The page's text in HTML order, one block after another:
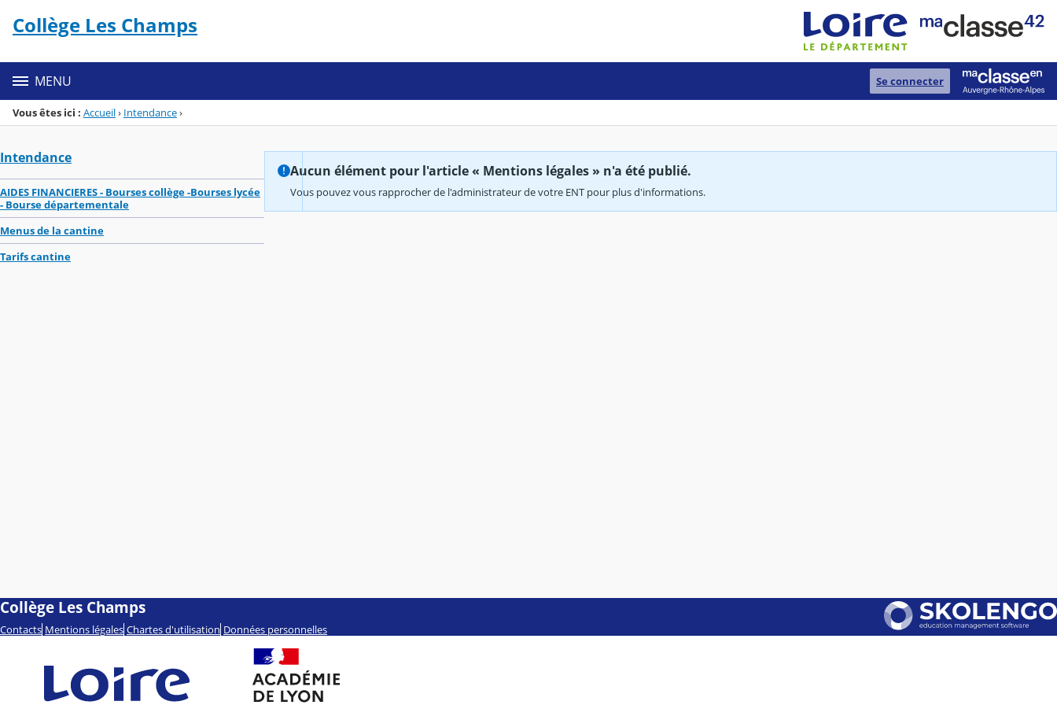
Menu de la rubrique
Contenu
Collège Les Champs
MENU Se connecter
Vous êtes ici : Accueil› Intendance›
Intendance
AIDES FINANCIERES - Bourses collège -Bourses lycée
- Bourse départementale
Menus de la cantine
Tarifs cantine
Aucun élément pour l'article « Mentions légales » n'a été publié.
Vous pouvez vous rapprocher de l'administrateur de votre ENT pour plus d'informations.
Collège Les Champs
Contacts Mentions légales Chartes d'utilisation Données personnelles